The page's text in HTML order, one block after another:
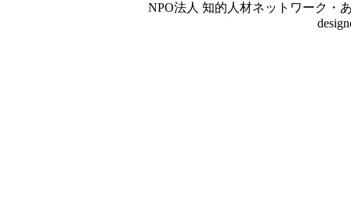
NPO法人 知的人材ネットワーク・